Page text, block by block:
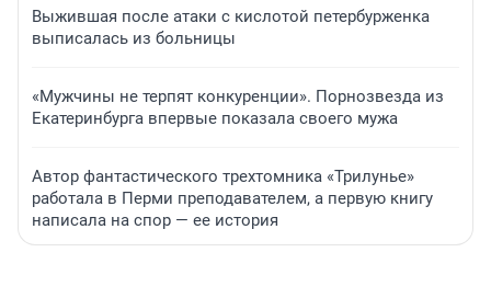
Выжившая после атаки с кислотой петербурженка
выписалась из больницы
«Мужчины не терпят конкуренции». Порнозвезда из
Екатеринбурга впервые показала своего мужа
Автор фантастического трехтомника «Трилунье»
работала в Перми преподавателем, а первую книгу
написала на спор — ее история